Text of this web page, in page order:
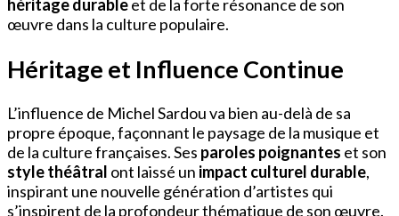
héritage durableet de la forte résonance de son
œuvre dans la culture populaire.
Héritage et Influence Continue
L’influence de Michel Sardou va bien au-delà de sa
propre époque, façonnant le paysage de la musique et
de la culture françaises. Ses paroles poignantes et son
style théâtral ont laissé un impact culturel durable,
inspirant une nouvelle génération d’artistes qui
s’inspirent de la profondeur thématique de son œuvre.